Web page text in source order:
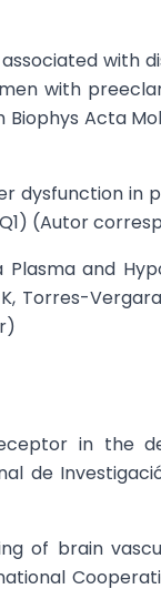
with
with
Acta
dysfunction in
(Autor
and
Torres-
in the
de
of brain